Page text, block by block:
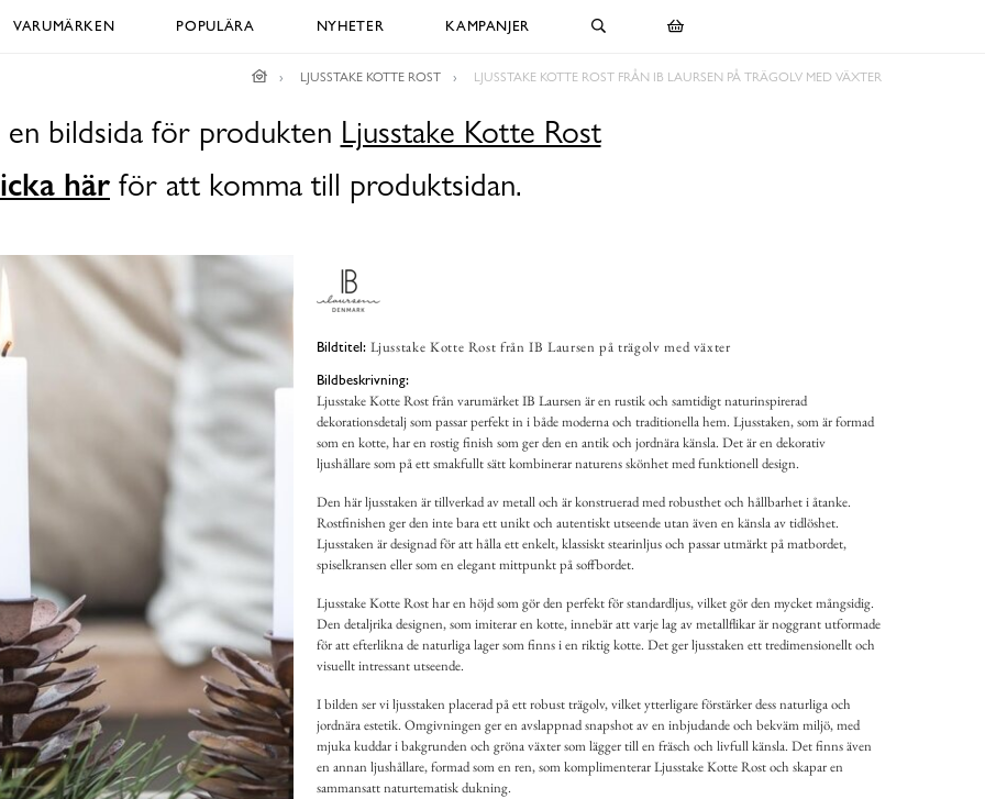
VARUMÄRKEN POPULÄRA NYHETER KAMPANJER
LJUSSTAKE KOTTE ROST LJUSSTAKE KOTTE ROST FRÅN IB LAURSEN PÅ TRÄGOLV MED VÄXTER
bildsida för produkten Ljusstake Kotte Rost
här för att komma till produktsidan.
Bildtitel: Ljusstake Kotte Rost från IB Laursen på trägolv med växter
Bildbeskrivning:
Ljusstake Kotte Rost från varumärket IB Laursen är en rustik och samtidigt naturinspirerad
dekorationsdetalj som passar perfekt in i både moderna och traditionella hem. Ljusstaken, som är formad
som en kotte, har en rostig finish som ger den en antik och jordnära känsla. Det är en dekorativ
ljushållare som på ett smakfullt sätt kombinerar naturens skönhet med funktionell design.
Den här ljusstaken är tillverkad av metall och är konstruerad med robusthet och hållbarhet i åtanke.
Rostfinishen ger den inte bara ett unikt och autentiskt utseende utan även en känsla av tidlöshet.
Ljusstaken är designad för att hålla ett enkelt, klassiskt stearinljus och passar utmärkt på matbordet,
spiselkransen eller som en elegant mittpunkt på soffbordet.
Ljusstake Kotte Rost har en höjd som gör den perfekt för standardljus, vilket gör den mycket mångsidig.
Den detaljrika designen, som imiterar en kotte, innebär att varje lag av metallflikar är noggrant utformade
för att efterlikna de naturliga lager som finns i en riktig kotte. Det ger ljusstaken ett tredimensionellt och
visuellt intressant utseende.
I bilden ser vi ljusstaken placerad på ett robust trägolv, vilket ytterligare förstärker dess naturliga och
jordnära estetik. Omgivningen ger en avslappnad snapshot av en inbjudande och bekväm miljö, med
mjuka kuddar i bakgrunden och gröna växter som lägger till en fräsch och livfull känsla. Det finns även
en annan ljushållare, formad som en ren, som komplimenterar Ljusstake Kotte Rost och skapar en
sammansatt naturtematisk dukning.